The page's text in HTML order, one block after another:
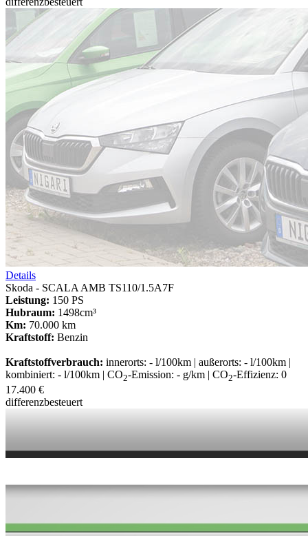
Details
Skoda - SCALA AMB TS110/1.5A7F
Leistung: 150 PS
Hubraum: 1498cm³
Km: 70.000 km
Kraftstoff: Benzin
Kraftstoffverbrauch: innerorts: - l/100km | außerorts: - l/100km |
kombiniert: - l/100km | CO2-Emission: - g/km | CO2-Effizienz: 0
17.400 €
differenzbesteuert